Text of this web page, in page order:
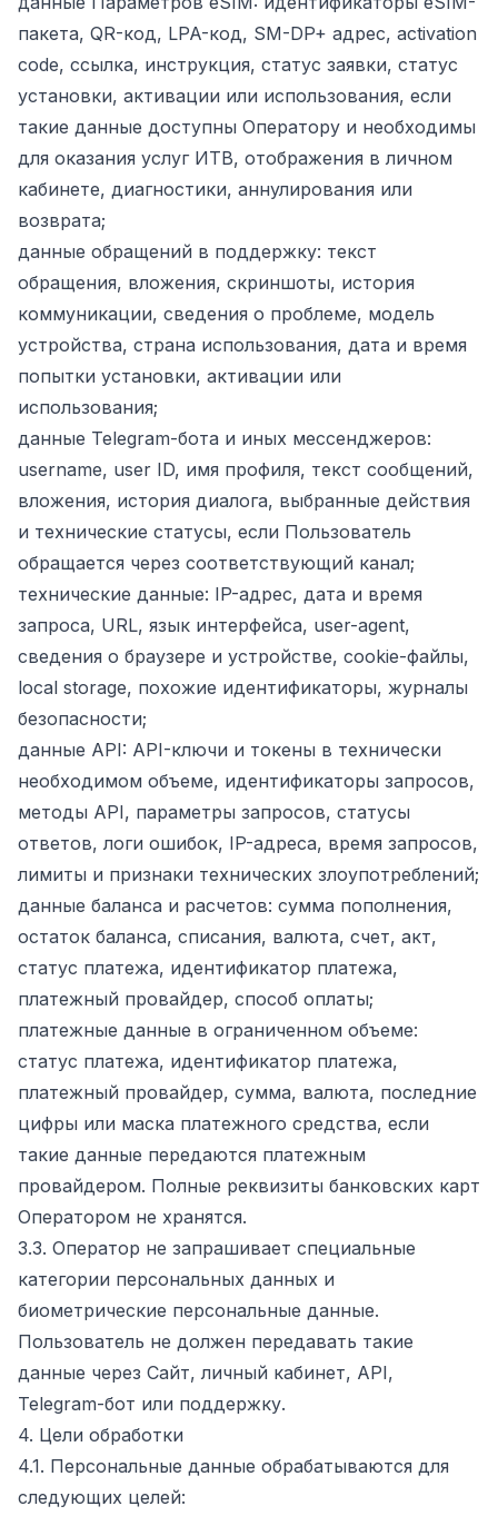
пакета, QR-код, LPA-код, SM-DP+ адрес, activation
code, ссылка, инструкция, статус заявки, статус
установки, активации или использования, если
такие данные доступны Оператору и необходимы
для оказания услуг ИТВ, отображения в личном
кабинете, диагностики, аннулирования или
возврата;
данные обращений в поддержку: текст
обращения, вложения, скриншоты, история
коммуникации, сведения о проблеме, модель
устройства, страна использования, дата и время
попытки установки, активации или
использования;
данные Telegram-бота и иных мессенджеров:
username, user ID, имя профиля, текст сообщений,
вложения, история диалога, выбранные действия
и технические статусы, если Пользователь
обращается через соответствующий канал;
технические данные: IP-адрес, дата и время
запроса, URL, язык интерфейса, user-agent,
сведения о браузере и устройстве, cookie-файлы,
local storage, похожие идентификаторы, журналы
безопасности;
данные API: API-ключи и токены в технически
необходимом объеме, идентификаторы запросов,
методы API, параметры запросов, статусы
ответов, логи ошибок, IP-адреса, время запросов,
лимиты и признаки технических злоупотреблений;
данные баланса и расчетов: сумма пополнения,
остаток баланса, списания, валюта, счет, акт,
статус платежа, идентификатор платежа,
платежный провайдер, способ оплаты;
платежные данные в ограниченном объеме:
статус платежа, идентификатор платежа,
платежный провайдер, сумма, валюта, последние
цифры или маска платежного средства, если
такие данные передаются платежным
провайдером. Полные реквизиты банковских карт
Оператором не хранятся.
3.3. Оператор не запрашивает специальные
категории персональных данных и
биометрические персональные данные.
Пользователь не должен передавать такие
данные через Сайт, личный кабинет, API,
Telegram-бот или поддержку.
4. Цели обработки
4.1. Персональные данные обрабатываются для
следующих целей: